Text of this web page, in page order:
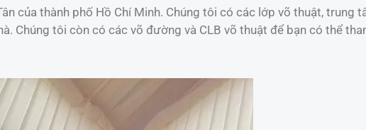
của thành phố Hồ Chí Minh. Chúng tôi có các lớp võ thuật, trung
Chúng tôi còn có các võ đường và CLB võ thuật để bạn có thể